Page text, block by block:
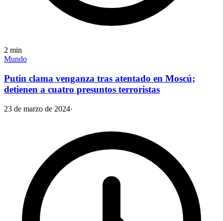
2 min
Mundo
Putin clama venganza tras atentado en Moscú;
detienen a cuatro presuntos terroristas
23 de marzo de 2024·